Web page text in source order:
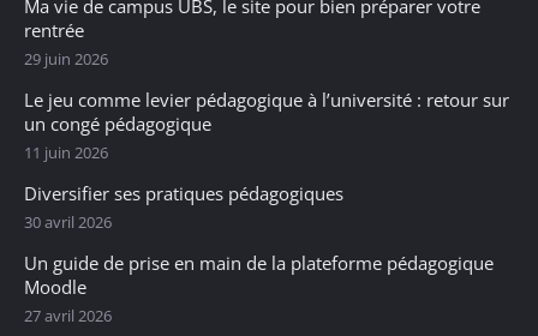
Ma vie de campus UBS, le site pour bien préparer votre
rentrée
29 juin 2026
Le jeu comme levier pédagogique à l’université : retour sur
un congé pédagogique
11 juin 2026
Diversifier ses pratiques pédagogiques
30 avril 2026
Un guide de prise en main de la plateforme pédagogique
Moodle
27 avril 2026